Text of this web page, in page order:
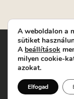
Turay Ida
helyszín: Turay
Levelezési cím:
Jegyrendelés:
A weboldalon a
sütiket
A beállítások
milyen cookie-
azokat.
Elfogad